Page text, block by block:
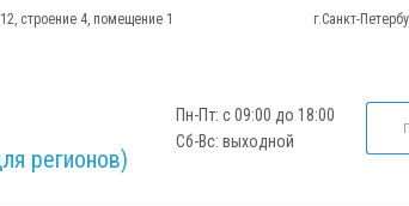
строение 4, помещение 1 г.Санкт-
регионов)
Пн-Пт: с 09:00 до 18:00
Сб-Вс: выходной